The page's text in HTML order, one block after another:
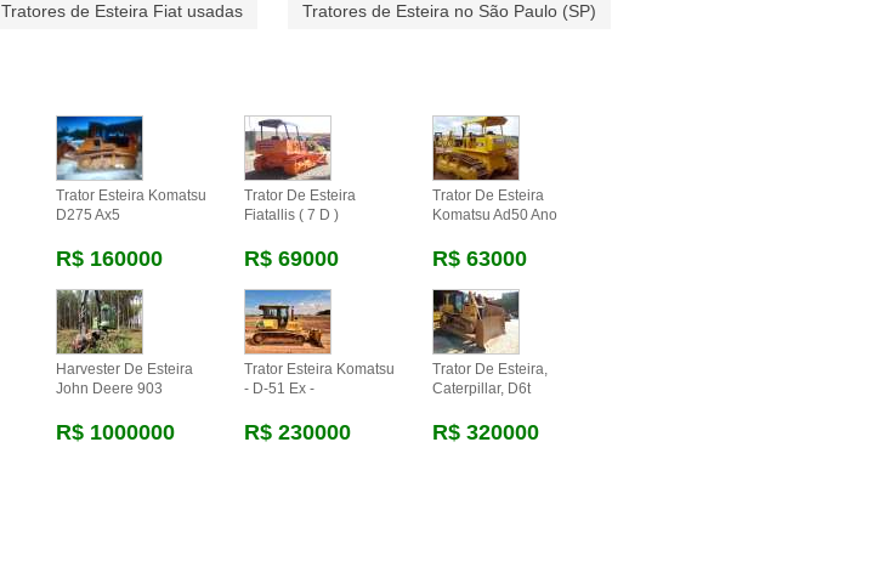
Tratores de Esteira Fiat usadas Tratores de Esteira no São Paulo (SP)
Trator Esteira Komatsu
D275 Ax5
R$ 160000
Trator De Esteira
Fiatallis ( 7 D )
R$ 69000
Trator De Esteira
Komatsu Ad50 Ano
R$ 63000
Harvester De Esteira
John Deere 903
R$ 1000000
Trator Esteira Komatsu
- D-51 Ex -
R$ 230000
Trator De Esteira,
Caterpillar, D6t
R$ 320000